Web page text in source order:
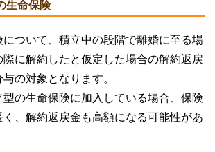
生命保険
ついて、積立中の段階で離婚に至る場
に解約したと仮定した場合の解約返戻
の対象となります。
の生命保険に加入している場合、保険
、解約返戻金も高額になる可能性があ